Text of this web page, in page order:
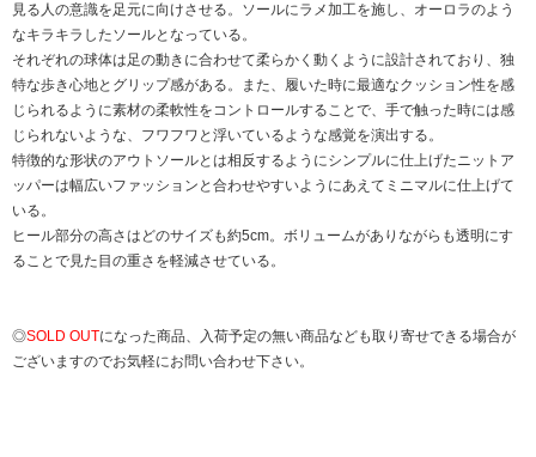
見る人の意識を足元に向けさせる。ソールにラメ加工を施し、オーロラのよう
なキラキラしたソールとなっている。
それぞれの球体は足の動きに合わせて柔らかく動くように設計されており、独
特な歩き心地とグリップ感がある。また、履いた時に最適なクッション性を感
じられるように素材の柔軟性をコントロールすることで、手で触った時には感
じられないような、フワフワと浮いているような感覚を演出する。
特徴的な形状のアウトソールとは相反するようにシンプルに仕上げたニットア
ッパーは幅広いファッションと合わせやすいようにあえてミニマルに仕上げて
いる。
ヒール部分の高さはどのサイズも約5cm。ボリュームがありながらも透明にす
ることで見た目の重さを軽減させている。
◎SOLD OUTになった商品、入荷予定の無い商品なども取り寄せできる場合が
ございますのでお気軽にお問い合わせ下さい。